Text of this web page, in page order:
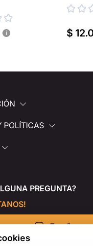
i $
POLÍTICAS
PREGUNTA?
Escríbenos